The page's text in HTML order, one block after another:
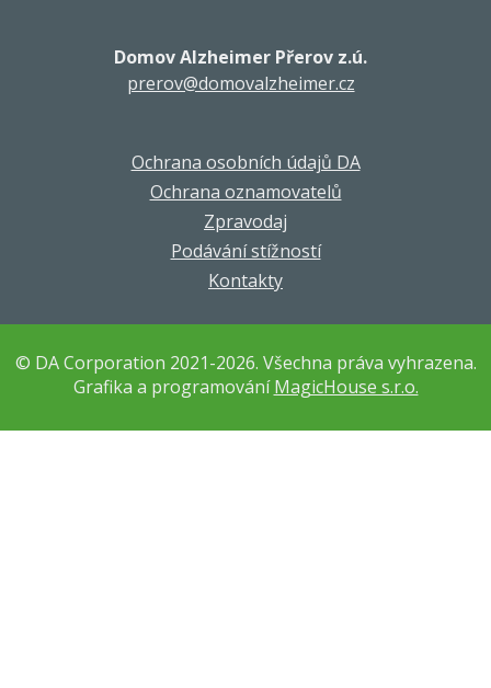
Domov Alzheimer Přerov z.ú.
prerov@domovalzheimer.cz
Ochrana osobních údajů DA
Ochrana oznamovatelů
Zpravodaj
Podávání stížností
Kontakty
© DA Corporation 2021-2026. Všechna práva vyhrazena.
Grafika a programováníMagicHouse s.r.o.